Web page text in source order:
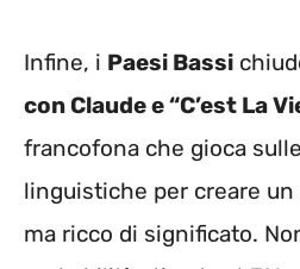
Infine, i Paesi Bassi
con Claude e “C’est La
francofona che gioca
linguistiche per creare
ma ricco di significato.